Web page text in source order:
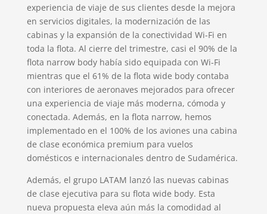
experiencia de viaje de sus clientes desde la mejora
en servicios digitales, la modernización de las
cabinas y la expansión de la conectividad Wi-Fi en
toda la flota. Al cierre del trimestre, casi el 90% de la
flota narrow body había sido equipada con Wi-Fi
mientras que el 61% de la flota wide body contaba
con interiores de aeronaves mejorados para ofrecer
una experiencia de viaje más moderna, cómoda y
conectada. Además, en la flota narrow, hemos
implementado en el 100% de los aviones una cabina
de clase económica premium para vuelos
domésticos e internacionales dentro de Sudamérica.
Además, el grupo LATAM lanzó las nuevas cabinas
de clase ejecutiva para su flota wide body. Esta
nueva propuesta eleva aún más la comodidad al